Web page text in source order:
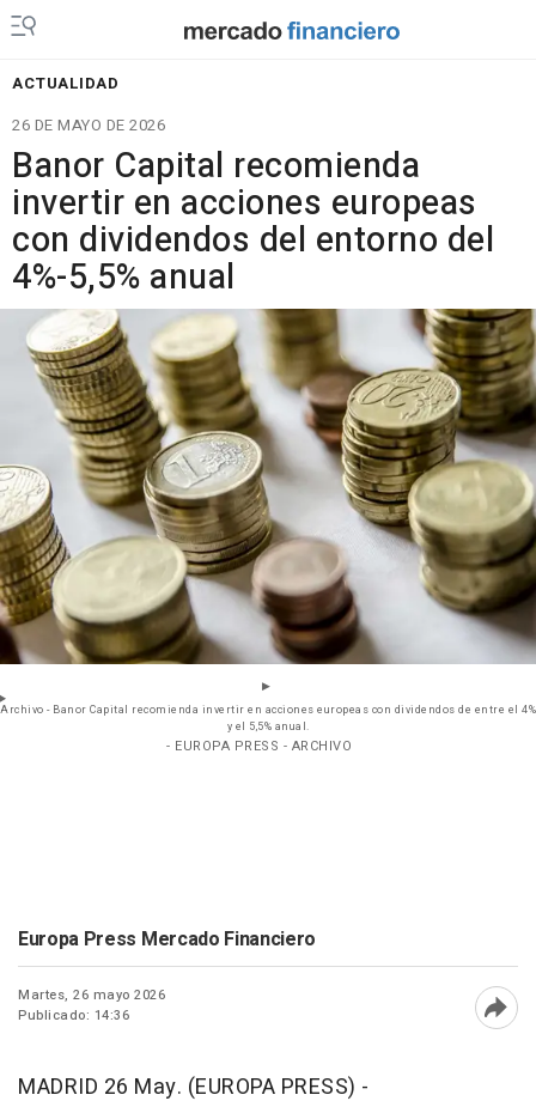
ACTUALIDAD
26 DE MAYO DE 2026
Banor Capital recomienda
invertir en acciones europeas
con dividendos del entorno del
4%-5,5% anual
Archivo - Banor Capital recomienda invertir en acciones europeas con dividendos de entre el 4%
y el 5,5% anual.
- EUROPA PRESS - ARCHIVO
Europa Press Mercado Financiero
Martes, 26 mayo 2026
Publicado: 14:36
MADRID 26 May. (EUROPA PRESS) -